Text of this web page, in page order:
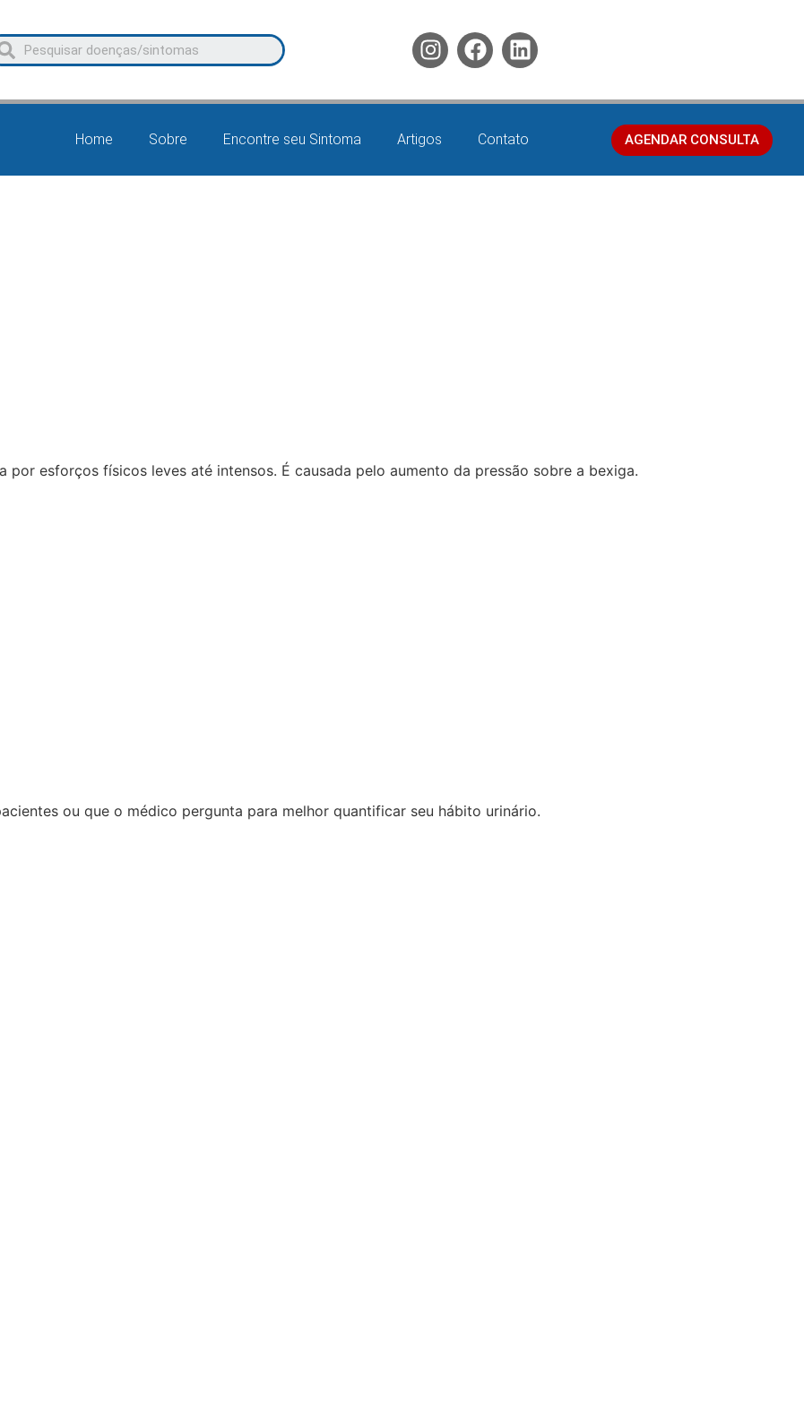
Home Sobre Encontre seu Sintoma Artigos Contato AGENDAR CONSULTA
por esforços físicos leves até intensos. É causada pelo aumento da pressão sobre a bexiga.
ou que o médico pergunta para melhor quantificar seu hábito urinário.